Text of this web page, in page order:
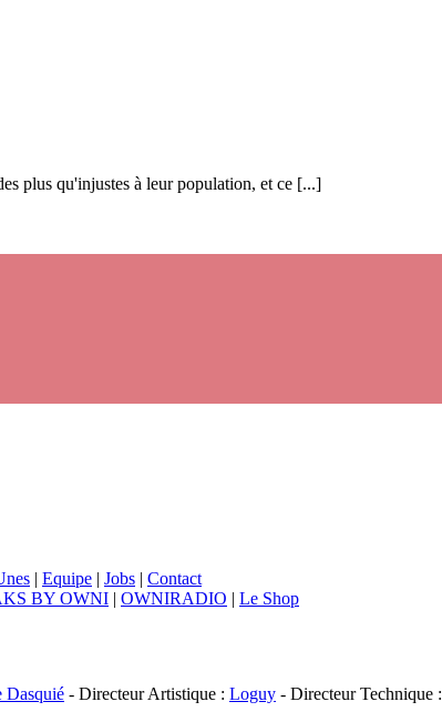
plus qu'injustes à leur population, et ce [...]
Equipe Jobs
Contact
BY OWNI OWNIRADIO
Le Shop
Dasquié - Directeur Artistique : Loguy - Directeur Technique :